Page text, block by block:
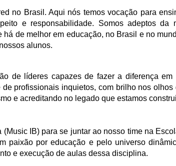
no Brasil. Aqui nós temos vocação para
e responsabilidade. Somos adeptos da
de melhor em educação, no Brasil e no
alunos.
de líderes capazes de fazer a diferença
profissionais inquietos, com brilho nos
e acreditando no legado que estamos
(Music IB) para se juntar ao nosso time na
paixão por educação e pelo universo
e execução de aulas dessa disciplina.